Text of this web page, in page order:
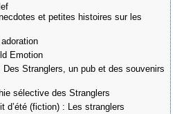
et petites histoires sur les
Emotion
Des Stranglers, un pub et des souvenirs
sélective des Stranglers
d’été (fiction) : Les stranglers